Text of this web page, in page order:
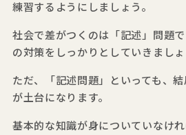
練習するようにしましょう。
社会で差がつくのは「記述」問題
の対策をしっかりとしていきましょ
ただ、「記述問題」といっても、結
が土台になります。
基本的な知識が身についていなけ